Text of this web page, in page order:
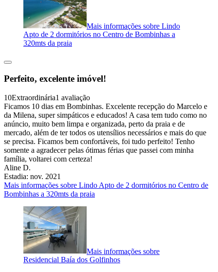
Mais informações sobre Lindo
Apto de 2 dormitórios no Centro de Bombinhas a
320mts da praia
Perfeito, excelente imóvel!
10Extraordinária1 avaliação
Ficamos 10 dias em Bombinhas. Excelente recepção do Marcelo e
da Milena, super simpáticos e educados! A casa tem tudo como no
anúncio, muito bem limpa e organizada, perto da praia e de
mercado, além de ter todos os utensílios necessários e mais do que
se precisa. Ficamos bem confortáveis, foi tudo perfeito! Tenho
somente a agradecer pelas ótimas férias que passei com minha
família, voltarei com certeza!
Aline D.
Estadia: nov. 2021
Mais informações sobre Lindo Apto de 2 dormitórios no Centro de
Bombinhas a 320mts da praia
Mais informações sobre
Residencial Baía dos Golfinhos